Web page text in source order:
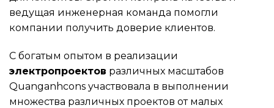
ведущая инженерная команда помогли
компании получить доверие клиентов.
С богатым опытом в реализации
электропроектов различных масштабов
Quanganhcons участвовала в выполнении
множества различных проектов от малых